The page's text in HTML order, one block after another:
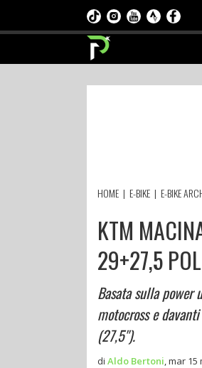
HOME | E-BIKE | E-BIKE
KTM
29+27,5
Basata sulla power
motocross e
(27,5'').
di Aldo Bertoni mar 15